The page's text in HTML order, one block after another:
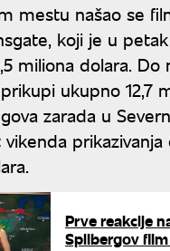
mestu našao se
koji je u
miliona dolara. Do
ukupno 12,7
zarada u
Prve reakcije
Spilbergov